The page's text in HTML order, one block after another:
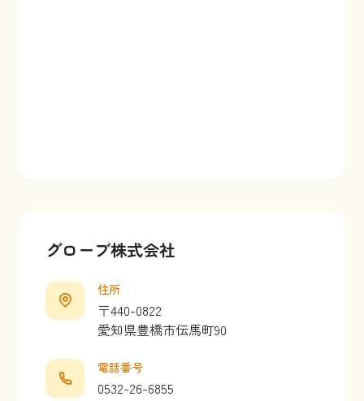
グローブ株式会社
住所
〒440-0822
愛知県豊橋市伝馬町90
電話番号
0532-26-6855